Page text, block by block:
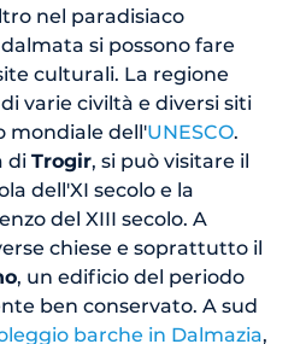
nel paradisiaco
si possono fare
culturali. La regione
varie civiltà e diversi siti
mondiale dell'UNESCO.
di Trogir, si può visitare il
dell'XI secolo e la
del XIII secolo. A
chiese e soprattutto il
, un edificio del periodo
ben conservato. A sud
barche in Dalmazia,